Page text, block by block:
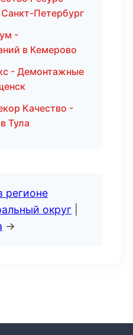
Петербург
-
в Кемерово
- Демонтажные
Качество -
Тула
регионе
округ
→